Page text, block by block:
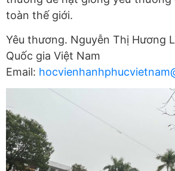
toàn thế giới.
Yêu thương. Nguyễn Thị Hương
Quốc gia Việt Nam
Email: